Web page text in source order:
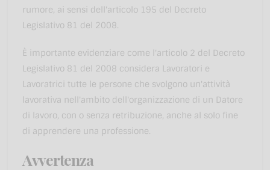
rumore, ai sensi dell'articolo 195 del Decreto
Legislativo 81 del 2008.
È importante evidenziare come l'articolo 2 del Decreto
Legislativo 81 del 2008 considera Lavoratori e
Lavoratrici tutte le persone che svolgono un'attività
lavorativa nell'ambito dell'organizzazione di un Datore
di lavoro, con o senza retribuzione, anche al solo fine
di apprendere una professione.
Avvertenza